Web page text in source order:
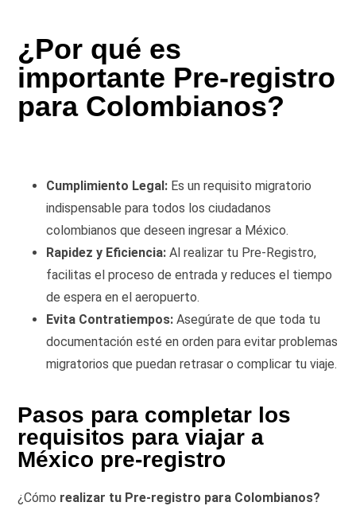
¿Por qué es
importante Pre-registro
para Colombianos?
Cumplimiento Legal: Es un requisito migratorio
indispensable para todos los ciudadanos
colombianos que deseen ingresar a México.
Rapidez y Eficiencia: Al realizar tu Pre-Registro,
facilitas el proceso de entrada y reduces el tiempo
de espera en el aeropuerto.
Evita Contratiempos: Asegúrate de que toda tu
documentación esté en orden para evitar problemas
migratorios que puedan retrasar o complicar tu viaje.
Pasos para completar los
requisitos para viajar a
México pre-registro
¿Cómo realizar tu Pre-registro para Colombianos?